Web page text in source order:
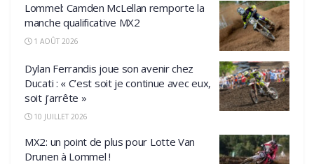
Lommel: Camden McLellan remporte la
manche qualificative MX2
1 AOÛT 2026
Dylan Ferrandis joue son avenir chez
Ducati : « C’est soit je continue avec eux,
soit j’arrête »
10 JUILLET 2026
MX2: un point de plus pour Lotte Van
Drunen à Lommel !